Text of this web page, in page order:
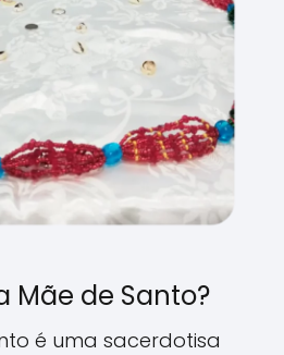
Mãe de Santo?
é uma sacerdotisa